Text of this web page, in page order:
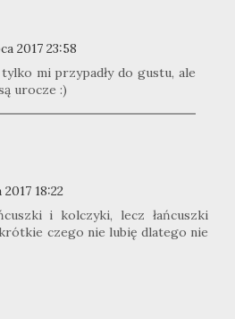
2017 23:58
mi przypadły do gustu, ale
urocze :)
18:22
i kolczyki, lecz łańcuszki
czego nie lubię dlatego nie